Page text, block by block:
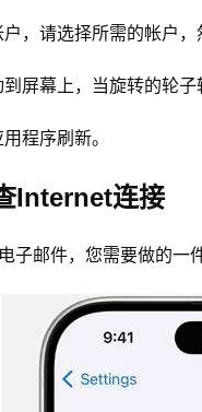
，请选择所需的帐户，
屏幕上，当旋转的轮子
程序刷新。
Internet连接
子邮件，您需要做的一